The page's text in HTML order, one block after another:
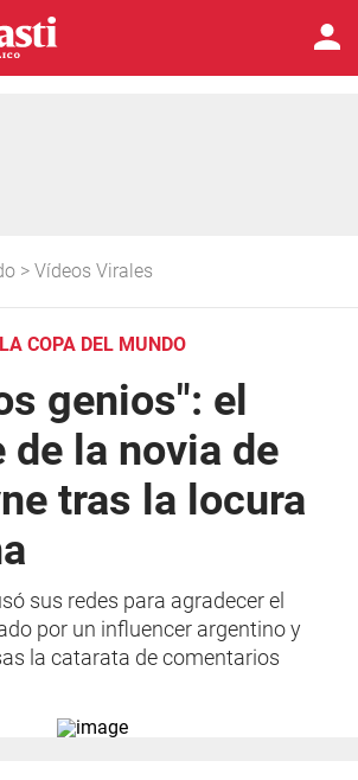
> Vídeos Virales
COPA DEL MUNDO
genios": el
de la novia de
tras la locura
sus redes para agradecer el
por un influencer argentino y
la catarata de comentarios